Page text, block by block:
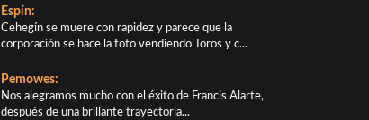
Espín:
Cehegín se muere con rapidez y parece que la
corporación se hace la foto vendiendo Toros y c...
Pemowes:
Nos alegramos mucho con el éxito de Francis Alarte,
después de una brillante trayectoria...